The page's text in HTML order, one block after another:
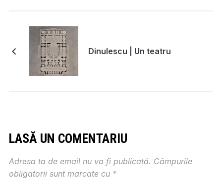
Dinulescu | Un teatru
LASĂ UN COMENTARIU
Adresa ta de email nu va fi publicată. Câmpurile
obligatorii sunt marcate cu *